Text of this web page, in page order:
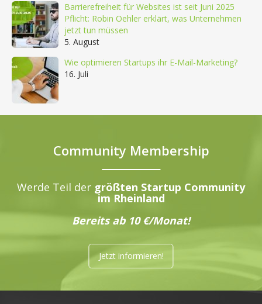
Barrierefreiheit für Websites ist seit Juni 2025
Pflicht: Robin Oehler erklärt, was Unternehmen
jetzt tun müssen
5. August
Wie optimieren Startups ihr E-Mail-Marketing?
16. Juli
Community Membership
Werde Teil der größten Startup Community
im Rheinland
Bereits ab 10 €/Monat!
Jetzt informieren!